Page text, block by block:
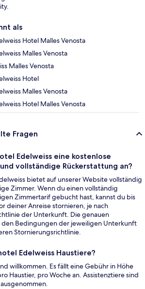
als
Hotel Malles Venosta
Malles Venosta
Malles Venosta
Hotel
Malles Venosta
Hotel Malles Venosta
Fragen
Edelweiss eine kostenlose
vollständige Rückerstattung an?
bietet auf unserer Website vollständig
Zimmer. Wenn du einen vollständig
Zimmertarif gebucht hast, kannst du bis
deiner Anreise stornieren, je nach
der Unterkunft. Die genauen
den Bedingungen der jeweiligen Unterkunft
Stornierungsrichtlinie.
Edelweiss Haustiere?
willkommen. Es fällt eine Gebühr in Höhe
Haustier, pro Woche an. Assistenztiere sind